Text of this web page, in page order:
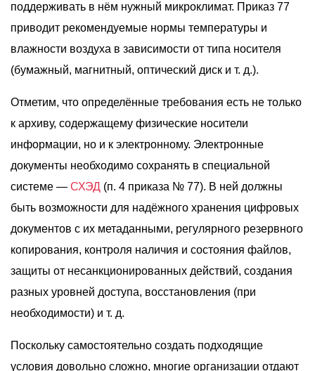
поддерживать в нём нужный микроклимат. Приказ 77
приводит рекомендуемые нормы температуры и
влажности воздуха в зависимости от типа носителя
(бумажный, магнитный, оптический диск и т. д.).
Отметим, что определённые требования есть не только
к архиву, содержащему физические носители
информации, но и к электронному. Электронные
документы необходимо сохранять в специальной
системе — СХЭД (п. 4 приказа № 77). В ней должны
быть возможности для надёжного хранения цифровых
документов с их метаданными, регулярного резервного
копирования, контроля наличия и состояния файлов,
защиты от несанкционированных действий, создания
разных уровней доступа, восстановления (при
необходимости) и т. д.
Поскольку самостоятельно создать подходящие
условия довольно сложно, многие организации отдают